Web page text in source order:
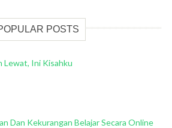
POSTS
Lewat, Ini Kisahku
Dan Kekurangan Belajar Secara Online